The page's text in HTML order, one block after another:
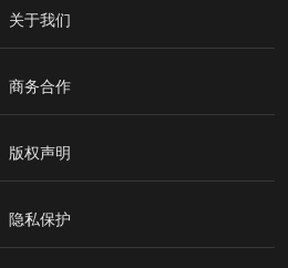
关于我们
商务合作
版权声明
隐私保护